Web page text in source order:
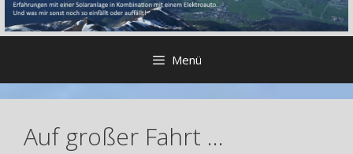
Menü
Auf großer Fahrt …